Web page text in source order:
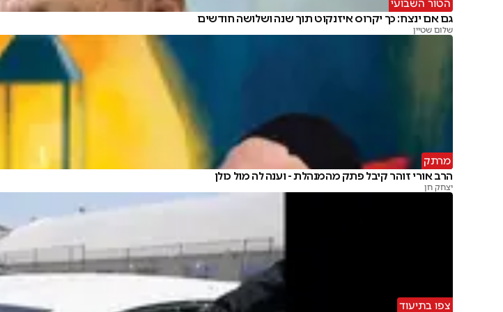
הטור השבועי
גם אם ינצח: כך יקרוס איזנקוט תוך שנה ושלושה חודשים
שלום שטיין
מרתק
הרב אורי זוהר קיבל פתק מהמנהלת - וענה לה מול כולן
יצחק חן
צפו בתיעוד